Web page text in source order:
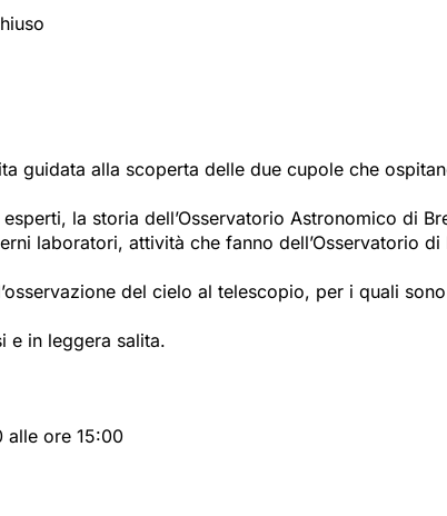
guidata alla scoperta delle due cupole che
la storia dell’Osservatorio Astronomico di
laboratori, attività che fanno dell’Osservatorio
del cielo al telescopio, per i quali
e in leggera salita.
alle ore 15:00